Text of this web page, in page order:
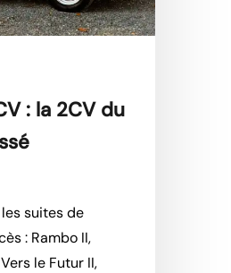
: la 2CV du
suites de
: Rambo II,
le Futur II,